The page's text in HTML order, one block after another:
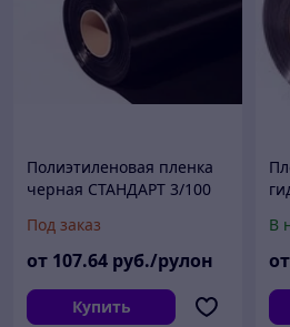
Полиэтиленовая пленка
черная СТАНДАРТ 3/100
Под заказ
от 107.64 руб./рулон
Купить
В
от